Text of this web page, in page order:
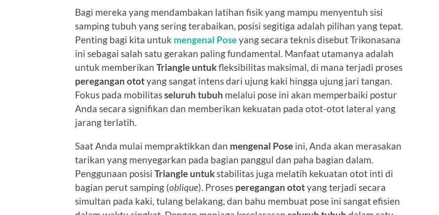
Bagi mereka yang mendambakan latihan fisik yang mampu menyentuh sisi
samping tubuh yang sering terabaikan, posisi segitiga adalah pilihan yang tepat.
Penting bagi kita untuk mengenal Poseyang secara teknis disebut Trikonasana
ini sebagai salah satu gerakan paling fundamental. Manfaat utamanya adalah
untuk memberikan Triangle untukfleksibilitas maksimal, di mana terjadi proses
peregangan ototyang sangat intens dari ujung kaki hingga ujung jari tangan.
Fokus pada mobilitasseluruh tubuh melalui pose ini akan memperbaiki postur
Anda secara signifikan dan memberikan kekuatan pada otot-otot lateral yang
jarang terlatih.
Saat Anda mulai mempraktikkan dan mengenal Pose ini, Anda akan merasakan
tarikan yang menyegarkan pada bagian panggul dan paha bagian dalam.
Penggunaan posisi Triangle untuk stabilitas juga melatih kekuatan otot inti di
bagian perut samping (oblique). Proses peregangan ototyang terjadi secara
simultan pada kaki, tulang belakang, dan bahu membuat pose ini sangat efisien